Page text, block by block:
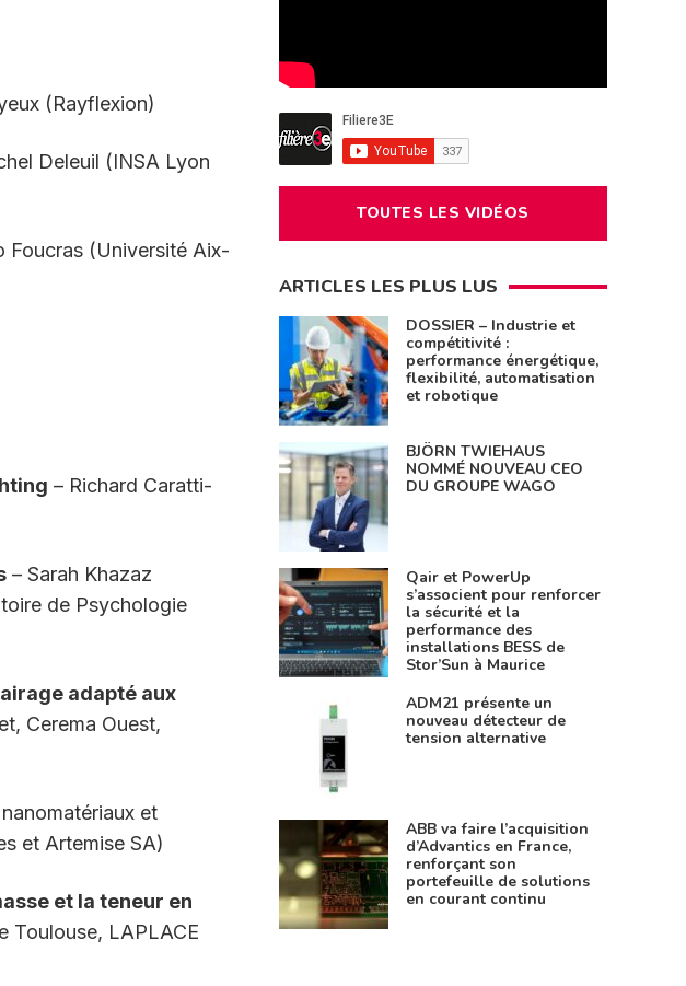
(Rayflexion)
Deleuil (INSA Lyon
Foucras (Université Aix-
– Richard Caratti-
– Sarah Khazaz
de Psychologie
adapté aux
Cerema Ouest,
et
et Artemise SA)
et la teneur en
Toulouse, LAPLACE
TOUTES LES VIDÉOS
ARTICLES LES PLUS LUS
DOSSIER – Industrie et
compétitivité :
performance énergétique,
flexibilité, automatisation
et robotique
BJÖRN TWIEHAUS
NOMMÉ NOUVEAU CEO
DU GROUPE WAGO
Qair et PowerUp
s’associent pour renforcer
la sécurité et la
performance des
installations BESS de
Stor’Sun à Maurice
ADM21 présente un
nouveau détecteur de
tension alternative
ABB va faire l’acquisition
d’Advantics en France,
renforçant son
portefeuille de solutions
en courant continu